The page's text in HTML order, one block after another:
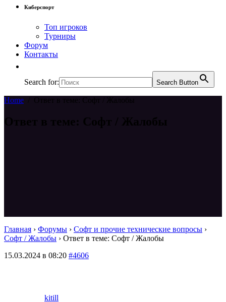
Киберспорт
Топ игроков
Турниры
Форум
Контакты
Search for: Search Button
Home Ответ в теме: Софт / Жалобы
Ответ в теме: Софт / Жалобы
Главная › Форумы › Софт и прочие технические вопросы ›
Софт / Жалобы › Ответ в теме: Софт / Жалобы
15.03.2024 в 08:20 #4606
kitill